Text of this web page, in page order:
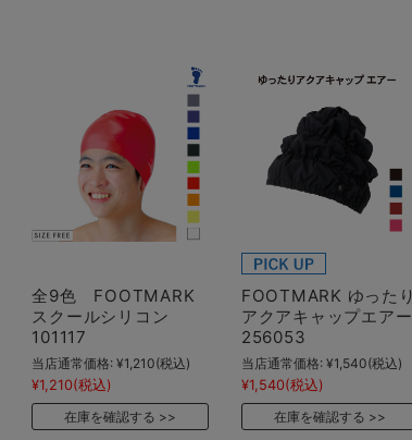
全9色 FOOTMARK
スクールシリコン
101117
当店通常価格: ¥1,210(税込)
¥1,210(税込)
在庫を確認する
FOOTMARK ゆったり
アクアキャップエアー
256053
当店通常価格: ¥1,540(税込)
¥1,540(税込)
在庫を確認する